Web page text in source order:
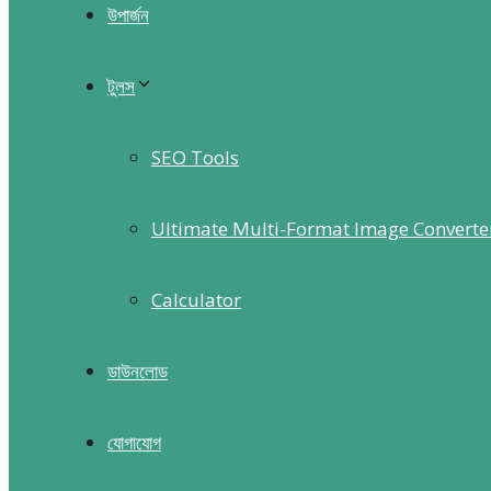
উপার্জন
টুলস
SEO Tools
Ultimate Multi-Format Image
Calculator
ডাউনলোড
যোগাযোগ